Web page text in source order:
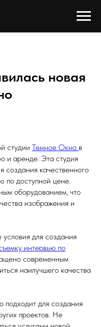
новая
студии Темное Окно в
и аренде. Эта студия
создания качественного
по доступной цене.
оборудованием, что
изображения и
для создания
интервью по
современным
наилучшего качества
для создания
проектов. Не